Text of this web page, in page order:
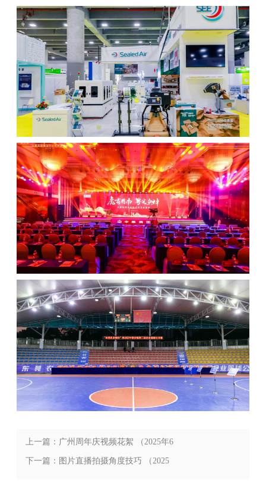
上一篇：广州周年庆视频花絮 （2025年6
月最新分享）
下一篇：图片直播拍摄角度技巧 （2025